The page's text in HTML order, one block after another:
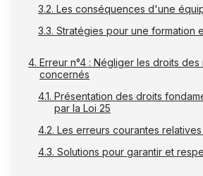
Les conséquences d'une
Stratégies pour une formation
Erreur n°4 : Négliger les droits des
concernés
Présentation des droits
par la Loi 25
Les erreurs courantes
Solutions pour garantir et